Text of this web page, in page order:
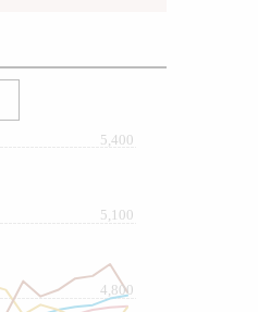
4,800
5,100
5,400